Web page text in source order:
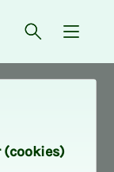
Åpne søk
{